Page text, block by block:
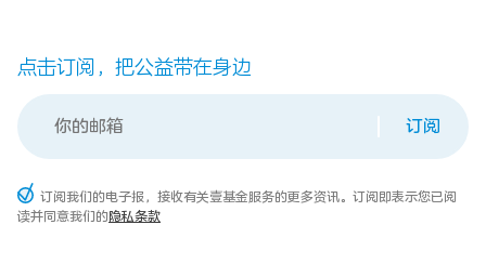
点击订阅，把公益带在身边
订阅
订阅我们的电子报，接收有关壹基金服务的更多资讯。订阅即表示您已阅
读并同意我们的隐私条款